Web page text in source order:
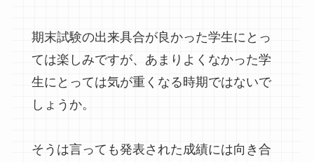
期末試験の出来具合が良かった学生にとっ
ては楽しみですが、あまりよくなかった学
生にとっては気が重くなる時期ではないで
しょうか。
そうは言っても発表された成績には向き合